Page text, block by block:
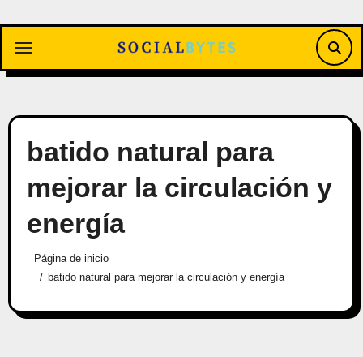
contenido
batido natural para
mejorar la circulación y
energía
Página de inicio
batido natural para mejorar la circulación y energía